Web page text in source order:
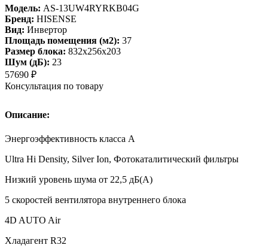
Модель: AS-13UW4RYRKB04G
Бренд: HISENSE
Вид: Инвертор
Площадь помещения (м2): 37
Размер блока: 832х256х203
Шум (дБ): 23
57690 ₽
Консультация по товару
Описание:
Энергоэффективность класса А
Ultra Hi Density, Silver Ion, Фотокаталитический фильтры
Низкий уровень шума от 22,5 дБ(А)
5 скоростей вентилятора внутреннего блока
4D AUTO Air
Хладагент R32